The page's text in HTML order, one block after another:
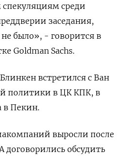
среди
заседания,
было», - говорится в
Goldman Sachs.
встретился с Ван
политики в ЦК КПК, в
в Пекин.
выросли после
обсудить